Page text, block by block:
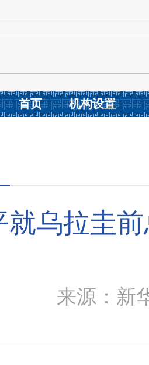
首页 机构设置
就乌拉圭
来源：新